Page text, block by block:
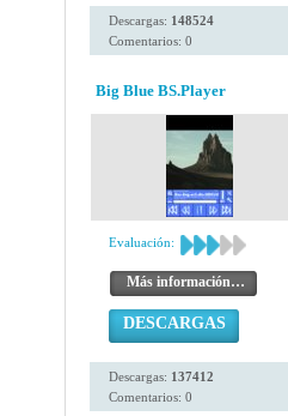
Descargas: 148524
Comentarios: 0
Big Blue BS.Player
Evaluación:
Más información…
DESCARGAS
Descargas: 137412
Comentarios: 0